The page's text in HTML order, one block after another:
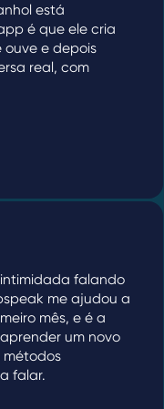
está
é que ele cria
ouve e depois
real, com
falando
me ajudou a
mês, e é a
um novo
métodos
falar.